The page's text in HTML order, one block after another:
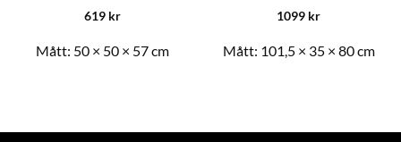
619 kr
Mått: 50 × 50 × 57 cm
1099 kr
Mått: 101,5 × 35 × 80 cm